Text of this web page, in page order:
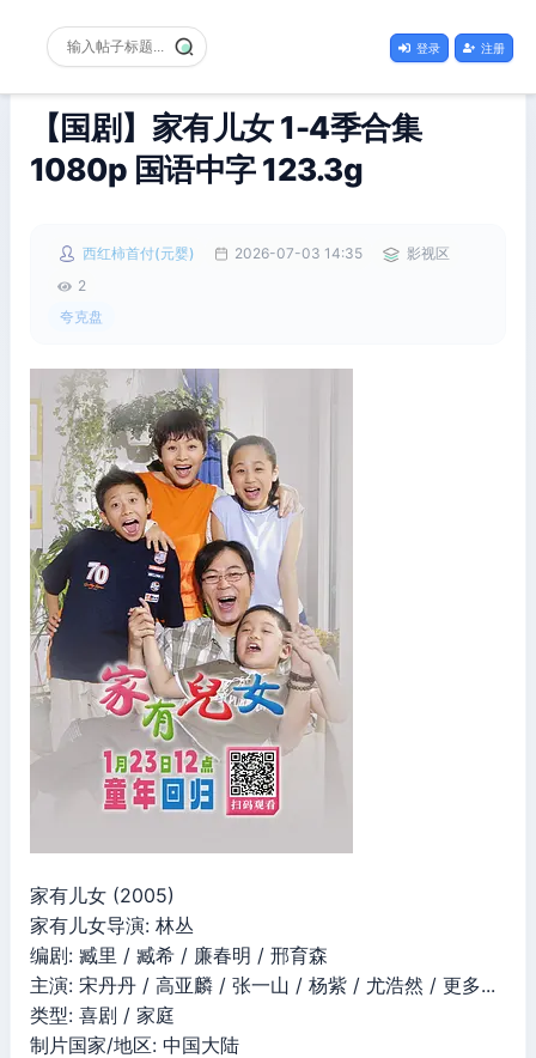
登录 注册
【国剧】家有儿女 1-4季合集
1080p 国语中字 123.3g
西红柿首付(元婴) 2026-07-03 14:35
影视区
2
夸克盘
家有儿女 (2005)
家有儿女导演: 林丛
编剧: 臧里 / 臧希 / 廉春明 / 邢育森
主演: 宋丹丹 / 高亚麟 / 张一山 / 杨紫 / 尤浩然 / 更多...
类型: 喜剧 / 家庭
制片国家/地区: 中国大陆